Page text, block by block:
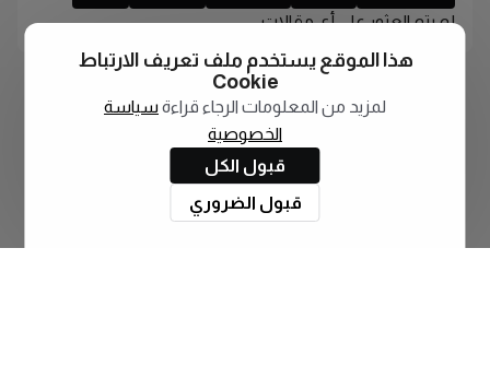
لم يتم العثور على أي مقالات
هذا الموقع يستخدم ملف تعريف الارتباط
Cookie
لمزيد من المعلومات الرجاء قراءة سياسة
الخصوصية
قبول الكل
قبول الضروري